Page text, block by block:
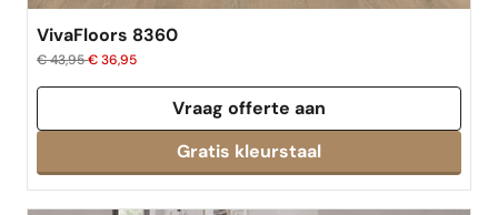
VivaFloors 8360
€ 43,95€ 36,95
Vraag offerte aan